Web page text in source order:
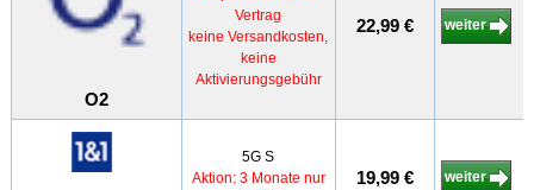
O2
Vertrag
keine Versandkosten,
keine
Aktivierungsgebühr
22,99 € weiter
5G S
Aktion: 3 Monate nur
19,99 € weiter